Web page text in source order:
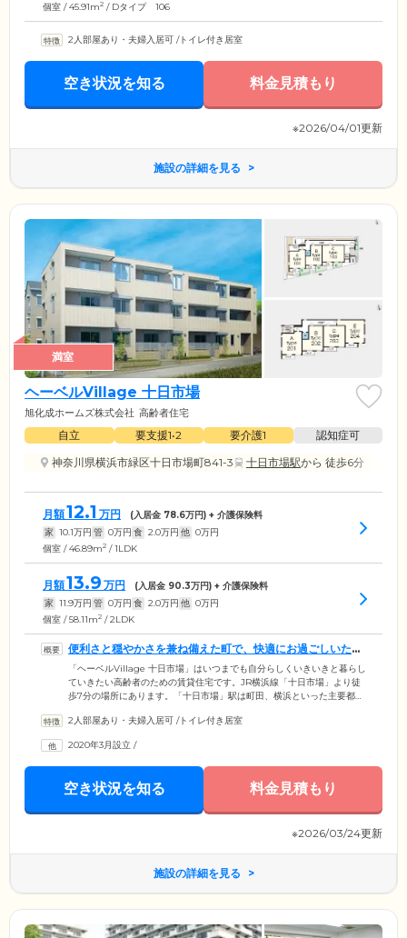
個室 / 45.91m2 / Dタイプ 106
2人部屋あり・夫婦入居可 /トイレ付き居室
空き状況を知る 料金見積もり
※2026/04/01更新
施設の詳細を見る
満室
ヘーベルVillage 十日市場
旭化成ホームズ株式会社 高齢者住宅
自立 要支援1•2 要介護1
認知症可
神奈川県横浜市緑区十日市場町841-3
十日市場駅から 徒歩6分
月額12.1 万円 (入居金 78.6万円) + 介護保険料
家 10.1万円 管 0万円 食 2.0万円 他 0万円
個室 / 46.89m2 / 1LDK
月額13.9 万円 (入居金 90.3万円) + 介護保険料
家 11.9万円 管 0万円 食 2.0万円 他 0万円
個室 / 58.11m2 / 2LDK
便利さと穏やかさを兼ね備えた町で、快適にお過ごしいただ
けます
「ヘーベルVillage 十日市場」はいつまでも自分らしくいきいきと暮らし
ていきたい高齢者のための賃貸住宅です。JR横浜線「十日市場」より徒
歩7分の場所にあります。「十日市場」駅は町田、横浜といった主要都市
圏内にはコンビニ、スーパー、ドラッグストアといった便利に買い物が
り、快適にお過ごしいただけます。また周囲には保育園や学校、公園も
あり、落ち着いた環境で穏やかに生活していただけます。便利で穏やか
2人部屋あり・夫婦入居可 /トイレ付き居室
2020年3月設立 /
空き状況を知る 料金見積もり
※2026/03/24更新
施設の詳細を見る